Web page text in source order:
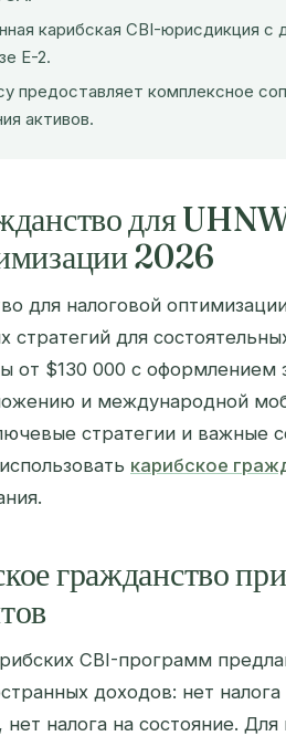
карибская CBI-юрисдикция с
E-2.
предоставляет комплексное
активов.
для
2026
для налоговой
стратегий для
от $130 000 с оформлением
и международной
стратегии и важные
карибское
гражданство
CBI-программ
доходов: нет
нет налога на состояние.